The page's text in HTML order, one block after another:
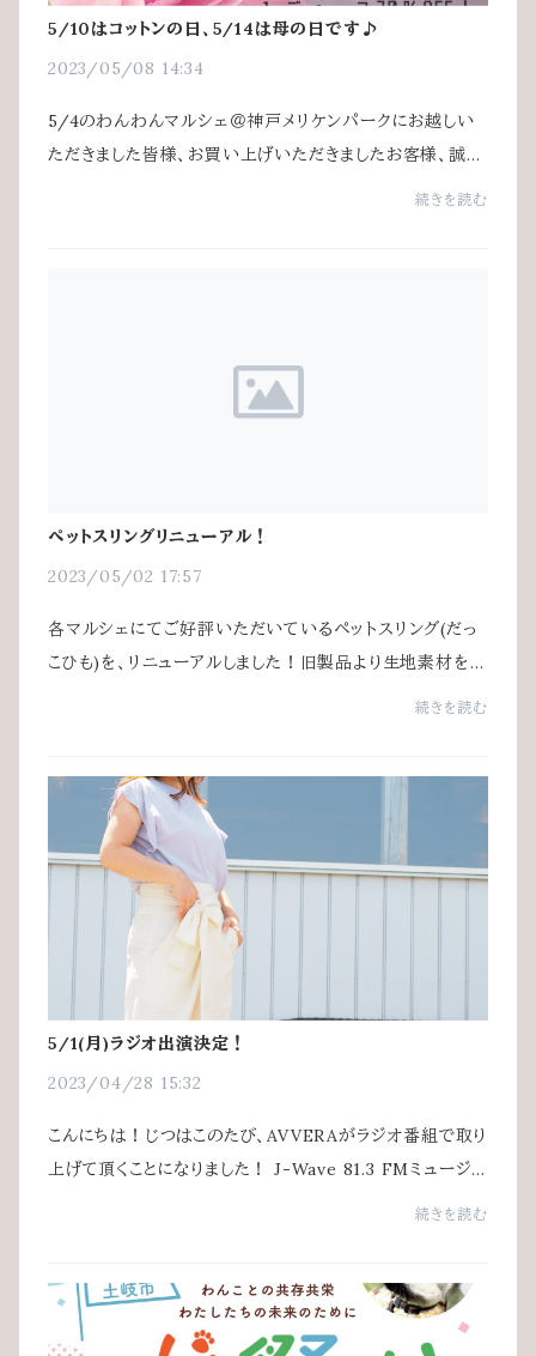
5/10はコットンの日、5/14は母の日です♪
2023/05/08 14:34
5/4のわんわんマルシェ＠神戸メリケンパークにお越しい
ただきました皆様、お買い上げいただきましたお客様、誠に
有難うございました！5/10は5(コ)10(トン)でコットンの
続きを読む
ペットスリングリニューアル！
2023/05/02 17:57
各マルシェにてご好評いただいているペットスリング(だっ
こひも)を、リニューアルしました！旧製品より生地素材をよ
りしっかりしたものにグレードアップし、さらに飛び出し防止
続きを読む
5/1(月)ラジオ出演決定！
2023/04/28 15:32
こんにちは！じつはこのたび、AVVERAがラジオ番組で取り
上げて頂くことになりました！ J-Wave 81.3 FMミュージ
シャン・タレントのグローバーさんがパーソナリティを務めて
続きを読む